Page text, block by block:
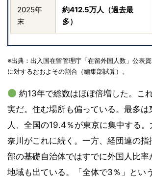
2025年
末
約412.5万人（過去最
多）
※出典：出入国在留管理庁「在留外国人数」公表
に対するおおよその割合（編集部試算）。
約13年で総数はほぼ倍増した。こ
実だ。住む場所も偏っている。最多
人、全国の19.4％が東京に集中する
奈川がこれに続く。一方、経団連の指
部の基礎自治体ではすでに外国人比率
地域も出ている。「全体で3％」とい